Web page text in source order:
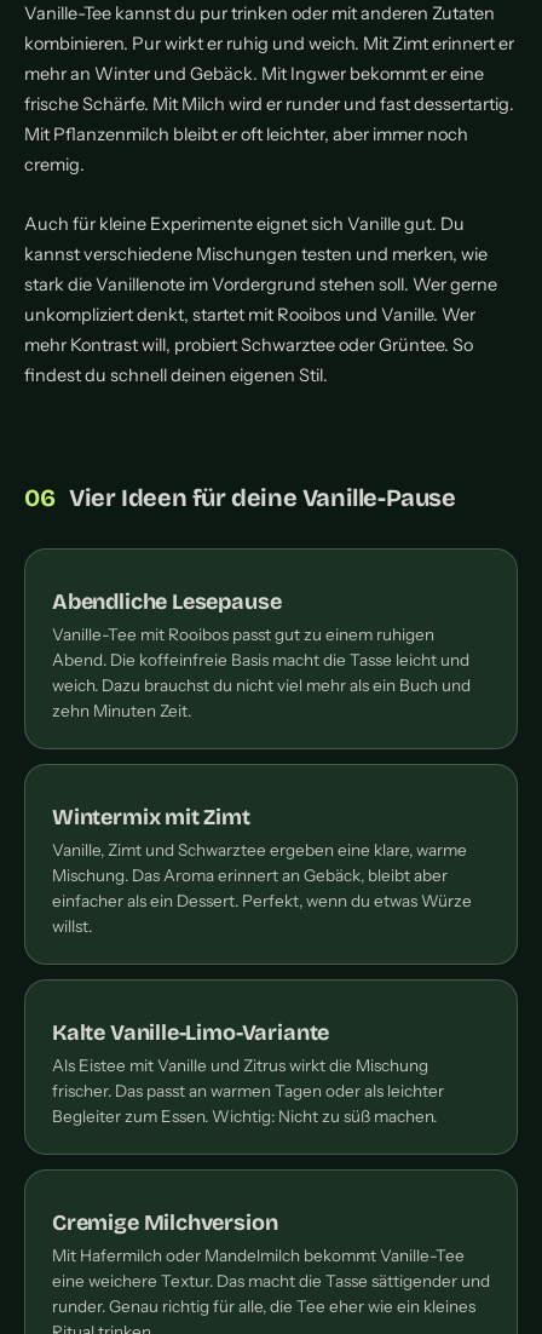
Vanille-Tee kannst du pur trinken oder mit anderen Zutaten
kombinieren. Pur wirkt er ruhig und weich. Mit Zimt erinnert er
mehr an Winter und Gebäck. Mit Ingwer bekommt er eine
frische Schärfe. Mit Milch wird er runder und fast dessertartig.
Mit Pflanzenmilch bleibt er oft leichter, aber immer noch
cremig.
Auch für kleine Experimente eignet sich Vanille gut. Du
kannst verschiedene Mischungen testen und merken, wie
stark die Vanillenote im Vordergrund stehen soll. Wer gerne
unkompliziert denkt, startet mit Rooibos und Vanille. Wer
mehr Kontrast will, probiert Schwarztee oder Grüntee. So
findest du schnell deinen eigenen Stil.
Vier Ideen für deine Vanille-Pause
Abendliche Lesepause
Vanille-Tee mit Rooibos passt gut zu einem ruhigen
Abend. Die koffeinfreie Basis macht die Tasse leicht und
weich. Dazu brauchst du nicht viel mehr als ein Buch und
zehn Minuten Zeit.
Wintermix mit Zimt
Vanille, Zimt und Schwarztee ergeben eine klare, warme
Mischung. Das Aroma erinnert an Gebäck, bleibt aber
einfacher als ein Dessert. Perfekt, wenn du etwas Würze
willst.
Kalte Vanille-Limo-Variante
Als Eistee mit Vanille und Zitrus wirkt die Mischung
frischer. Das passt an warmen Tagen oder als leichter
Begleiter zum Essen. Wichtig: Nicht zu süß machen.
Cremige Milchversion
Mit Hafermilch oder Mandelmilch bekommt Vanille-Tee
eine weichere Textur. Das macht die Tasse sättigender und
runder. Genau richtig für alle, die Tee eher wie ein kleines